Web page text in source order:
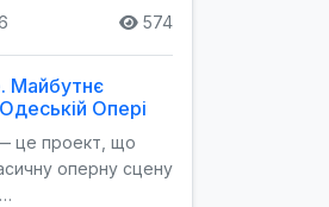
574
Майбутнє
Опері
це проект, що
оперну сцену